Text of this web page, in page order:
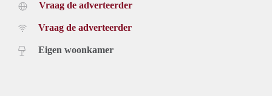
Vraag de adverteerder
Vraag de adverteerder
Eigen woonkamer